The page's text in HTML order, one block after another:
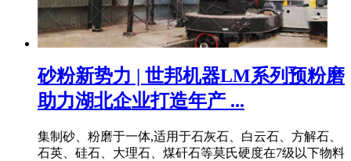
砂粉新势力 | 世邦机器LM系列预粉磨
助力湖北企业打造年产 ...
集制砂、粉磨于一体,适用于石灰石、白云石、方解石、
石英、硅石、大理石、煤矸石等莫氏硬度在7级以下物料